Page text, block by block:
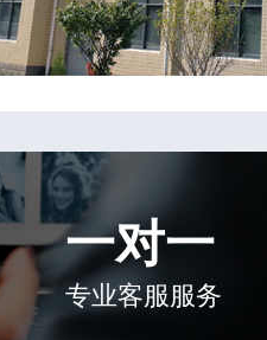
一对一
专业客服服务